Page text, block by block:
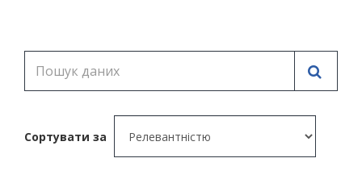
Сортувати за